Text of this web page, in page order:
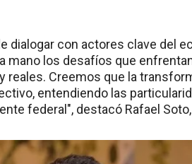
dialogar con actores clave del
mano los desafíos que
reales. Creemos que la
entendiendo las
federal", destacó Rafael